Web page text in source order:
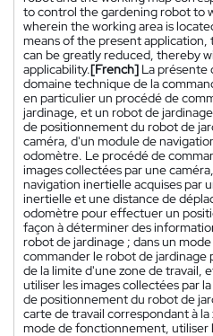
to control the gardening robot to
wherein the working area is
means of the present
can be greatly reduced, thereby
applicability.[French] La présente
domaine technique de la
en particulier un procédé de
jardinage, et un robot de
de positionnement du robot de
caméra, d'un module de
odomètre. Le procédé de
images collectées par une
navigation inertielle acquises par
inertielle et une distance de
odomètre pour effectuer un
façon à déterminer des
robot de jardinage ; dans un
commander le robot de jardinage
de la limite d'une zone de travail,
utiliser les images collectées par
de positionnement du robot de
carte de travail correspondant à
mode de fonctionnement, utiliser